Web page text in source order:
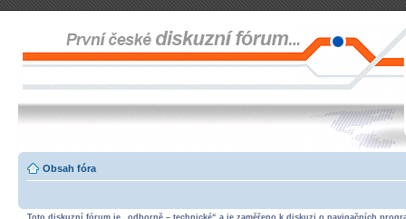
Obsah fóra